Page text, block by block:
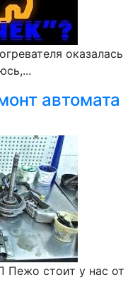
оказалась
автомата
Пежо стоит у нас от